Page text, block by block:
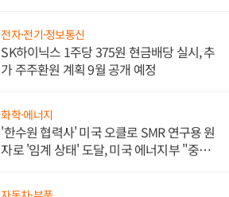
전자·전기·정보통신
SK하이닉스 1주당 375원 현금배당 실시, 추
가 주주환원 계획 9월 공개 예정
화학·에너지
'한수원 협력사' 미국 오클로 SMR 연구용 원
자로 '임계 상태' 도달, 미국 에너지부 "중요